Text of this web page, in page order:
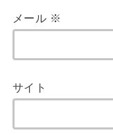
メール ※
サイト